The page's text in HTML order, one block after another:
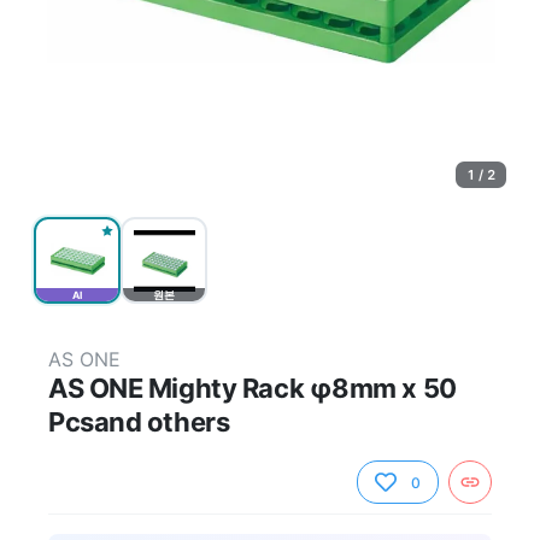
AI 원본
1 / 2
AS ONE
AS ONE Mighty Rack φ8mm x 50
Pcsand others
0